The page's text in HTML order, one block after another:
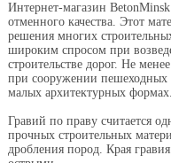
Интернет-магазин
отменного качества. Этот
решения многих
широким спросом при
строительстве дорог. Не
при сооружении пешеходных
малых архитектурных формах.
Гравий по праву считается
прочных строительных
дробления пород. Края